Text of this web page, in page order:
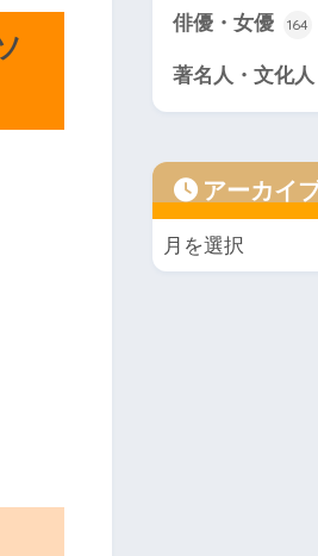
俳優・女優 164
著名人・文化人
アーカイ